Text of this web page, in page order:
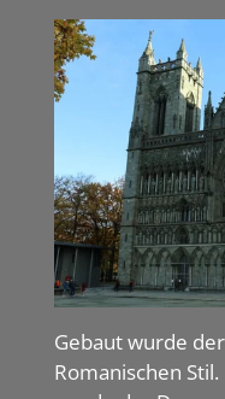
Gebaut wurde
Romanischen